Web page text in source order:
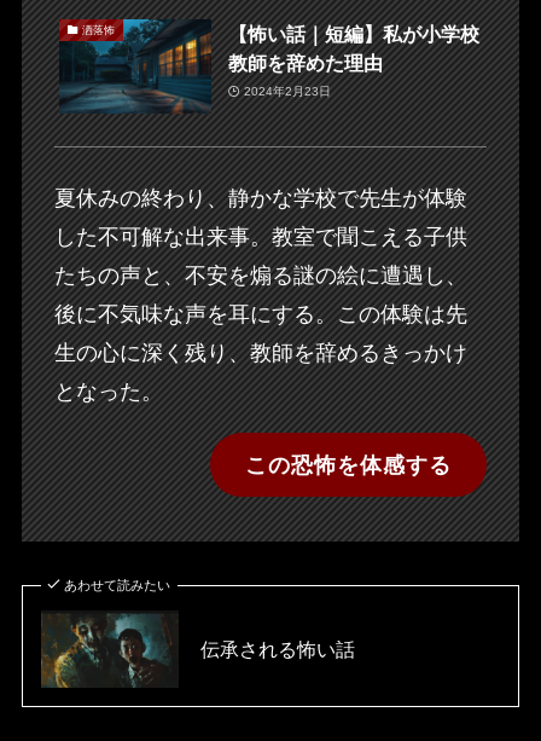
洒落怖
【怖い話｜短編】私が小学校
教師を辞めた理由
2024年2月23日
夏休みの終わり、静かな学校で先生が体験
した不可解な出来事。教室で聞こえる子供
たちの声と、不安を煽る謎の絵に遭遇し、
後に不気味な声を耳にする。この体験は先
生の心に深く残り、教師を辞めるきっかけ
となった。
この恐怖を体感する
あわせて読みたい
伝承される怖い話